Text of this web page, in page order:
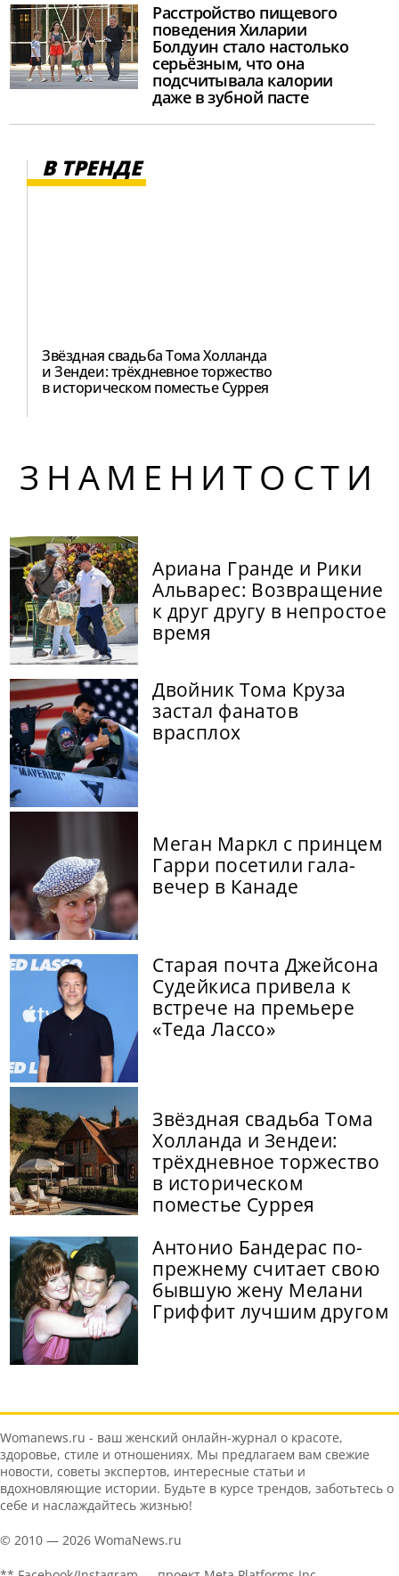
Расстройство пищевого
поведения Хиларии
Болдуин стало настолько
серьёзным, что она
подсчитывала калории
даже в зубной пасте
В ТРЕНДЕ
Звёздная свадьба Тома Холланда
и Зендеи: трёхдневное торжество
в историческом поместье Суррея
ЗНАМЕНИТОСТИ
Ариана Гранде и Рики
Альварес: Возвращение
к друг другу в непростое
время
Двойник Тома Круза
застал фанатов
врасплох
Меган Маркл с принцем
Гарри посетили гала-
вечер в Канаде
Старая почта Джейсона
Судейкиса привела к
встрече на премьере
«Теда Лассо»
Звёздная свадьба Тома
Холланда и Зендеи:
трёхдневное торжество
в историческом
поместье Суррея
Антонио Бандерас по-
прежнему считает свою
бывшую жену Мелани
Гриффит лучшим другом
Womanews.ru - ваш женский онлайн-журнал о красоте,
здоровье, стиле и отношениях. Мы предлагаем вам свежие
новости, советы экспертов, интересные статьи и
вдохновляющие истории. Будьте в курсе трендов, заботьтесь о
себе и наслаждайтесь жизнью!
© 2010 — 2026 WomaNews.ru